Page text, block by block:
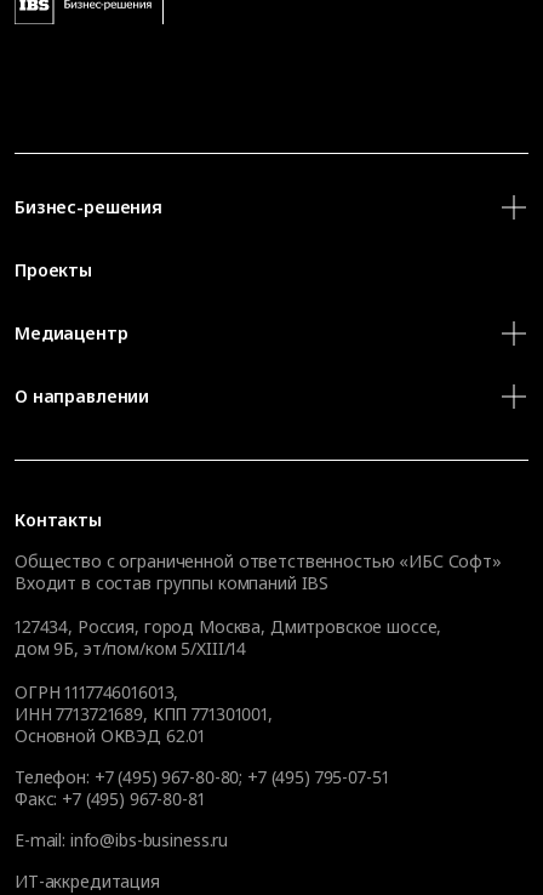
Контакты
Общество с ограниченной ответственностью «ИБС Софт»
Входит в состав группы компаний IBS
127434, Россия, город Москва, Дмитровское шоссе,
дом 9Б, эт/пом/ком 5/XIII/14
ОГРН 1117746016013,
ИНН 7713721689, КПП 771301001,
Основной ОКВЭД 62.01
Телефон: +7 (495) 967-80-80; +7 (495) 795-07-51
Факс: +7 (495) 967-80-81
E-mail: info@ibs-business.ru
ИТ-аккредитация
Бизнес-решения
Проекты
Медиацентр
О направлении